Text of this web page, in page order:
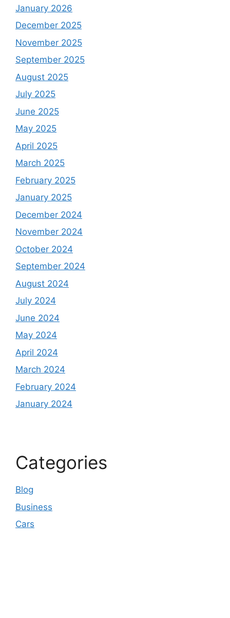
January 2026
December 2025
November 2025
September 2025
August 2025
July 2025
June 2025
May 2025
April 2025
March 2025
February 2025
January 2025
December 2024
November 2024
October 2024
September 2024
August 2024
July 2024
June 2024
May 2024
April 2024
March 2024
February 2024
January 2024
Categories
Blog
Business
Cars